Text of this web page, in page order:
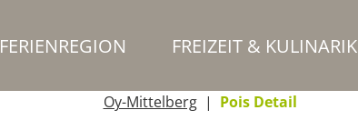
FERIENREGION FREIZEIT & KULINARIK
Oy-Mittelberg
Pois Detail